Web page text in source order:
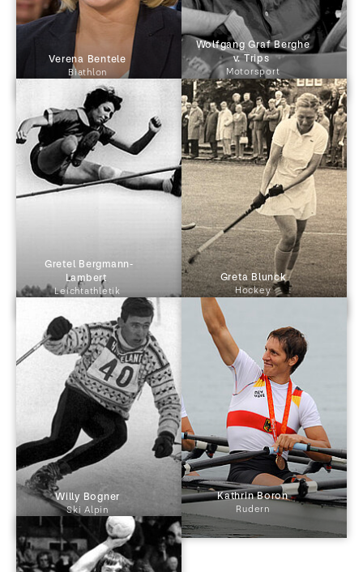
Verena Bentele
Biathlon
Wolfgang Graf Berghe
v. Trips
Motorsport
Lambert
Leichtathletik
Greta Blunck
Hockey
Willy Bogner
Ski Alpin
Kathrin Boron
Rudern